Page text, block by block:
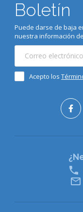
Boletín
Puede darse de baja
nuestra información
Acepto los

